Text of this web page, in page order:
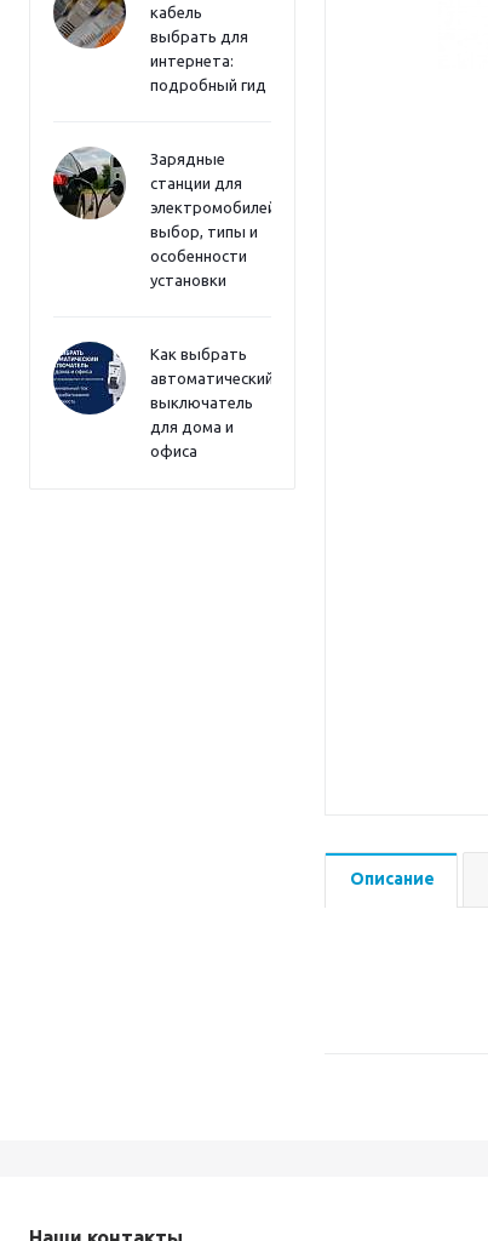
кабель
выбрать для
интернета:
подробный гид
Зарядные
станции для
электромобилей:
выбор, типы и
особенности
установки
Как выбрать
автоматический
выключатель
для дома и
офиса
Описание